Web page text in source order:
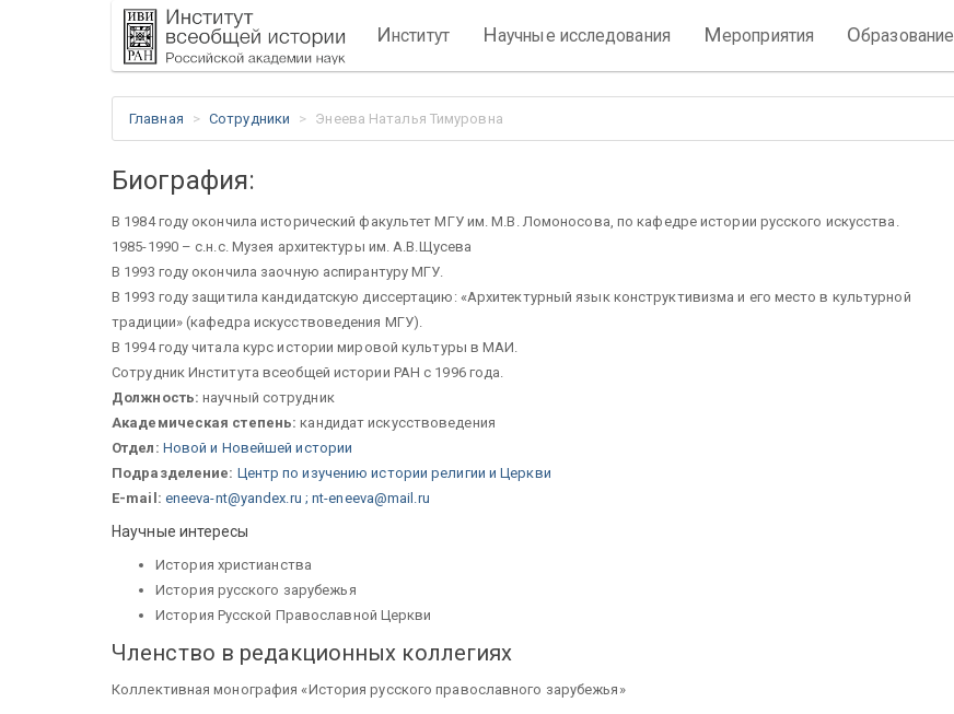
Институт Научные исследования Мероприятия Образование
Главная Сотрудники Энеева Наталья Тимуровна
Биография:
В 1984 году окончила исторический факультет МГУ им. М.В. Ломоносова, по кафедре истории русского искусства.
1985-1990 – с.н.с. Музея архитектуры им. А.В.Щусева
В 1993 году окончила заочную аспирантуру МГУ.
В 1993 году защитила кандидатскую диссертацию: «Архитектурный язык конструктивизма и его место в культурной
традиции» (кафедра искусствоведения МГУ).
В 1994 году читала курс истории мировой культуры в МАИ.
Сотрудник Института всеобщей истории РАН с 1996 года.
Должность: научный сотрудник
Академическая степень: кандидат искусствоведения
Отдел: Новой и Новейшей истории
Подразделение: Центр по изучению истории религии и Церкви
E-mail: eneeva-nt@yandex.ru ; nt-eneeva@mail.ru
Научные интересы
История христианства
История русского зарубежья
История Русской Православной Церкви
Членство в редакционных коллегиях
Коллективная монография «История русского православного зарубежья»